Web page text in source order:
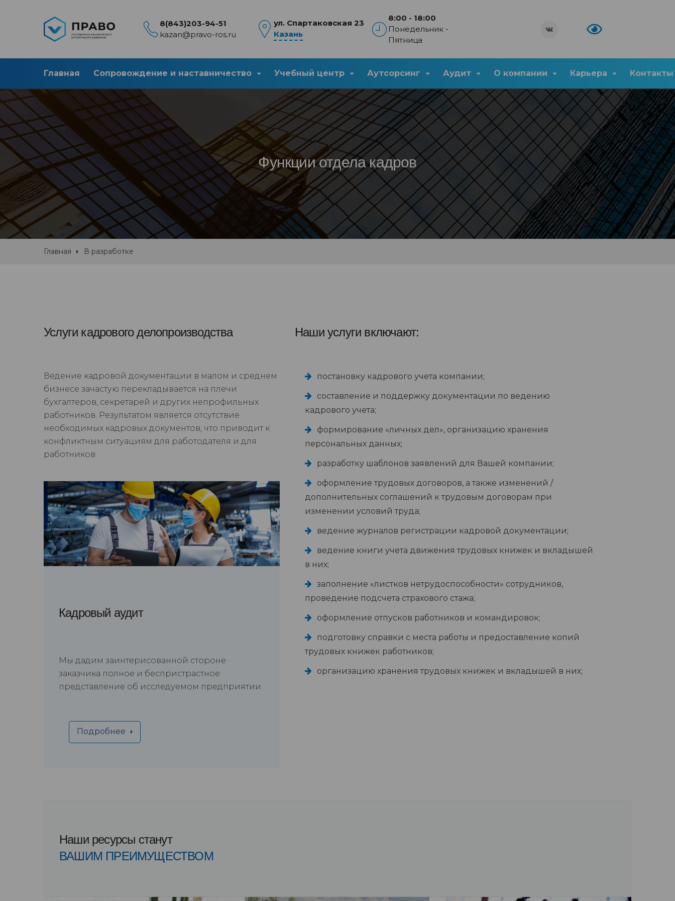
8(843)203-94-51
kazan@pravo-ros.ru
ул. Спартаковская 23
Казань
8:00 - 18:00
Понедельник -
Пятница
Главная Сопровождение и наставничество Учебный центр Аутсорсинг Аудит О компании Карьера Контакты
Функции отдела кадров
Главная В разработке
Услуги кадрового делопроизводства
Ведение кадровой документации в малом и среднем
бизнесе зачастую перекладывается на плечи
бухгалтеров, секретарей и других непрофильных
работников. Результатом является отсутствие
необходимых кадровых документов, что приводит к
конфликтным ситуациям для работодателя и для
работников.
Кадровый аудит
Мы дадим заинтерисованной стороне
заказчика полное и беспристрастное
представление об исследуемом предприятии
Подробнее
Наши услуги включают:
постановку кадрового учета компании;
составление и поддержку документации по ведению
кадрового учета;
формирование «личных дел», организацию хранения
персональных данных;
разработку шаблонов заявлений для Вашей компании;
оформление трудовых договоров, а также изменений /
дополнительных соглашений к трудовым договорам при
изменении условий труда;
ведение журналов регистрации кадровой документации;
ведение книги учета движения трудовых книжек и вкладышей
в них;
заполнение «листков нетрудоспособности» сотрудников,
проведение подсчета страхового стажа;
оформление отпусков работников и командировок;
подготовку справки с места работы и предоставление копий
трудовых книжек работников;
организацию хранения трудовых книжек и вкладышей в них;
Наши ресурсы станут
ВАШИМ ПРЕИМУЩЕСТВОМ